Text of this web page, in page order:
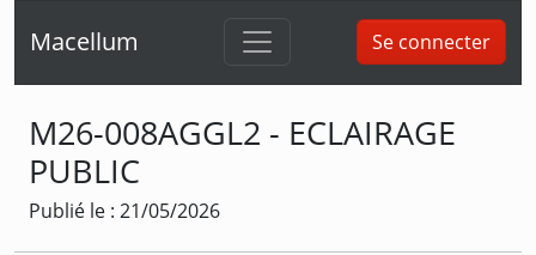
Macellum Se connecter
M26-008AGGL2 - ECLAIRAGE
PUBLIC
Publié le : 21/05/2026